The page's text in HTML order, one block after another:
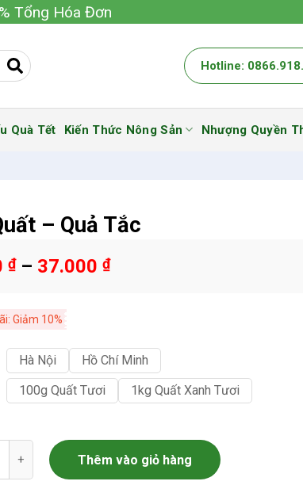
Tổng Hóa Đơn
Hotline:
Quà Tết Kiến Thức Nông Sản Nhượng Quyền
– Quả Tắc
₫– 37.000 ₫
Giảm 10%
Hà Nội
Hồ Chí Minh
100g Quất Tươi 1kg Quất Xanh Tươi
Quả Tắc số lượng
Thêm vào giỏ hàng